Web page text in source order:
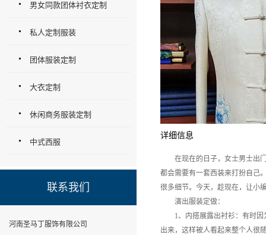
详细信息
在现在的日子，女士男士出门
都会需要有一套西装来打扮自己
很多细节。今天，趁现在，让小
演出服装定做：
1、内搭展露出衬衫：有时因
出来，这样被人看起来整个人很
男女同款团体衬衣定制
私人定制服装
团体服装定制
大衣定制
休闲商务服装定制
中式西服
联系我们
河南圣马丁服饰有限公司